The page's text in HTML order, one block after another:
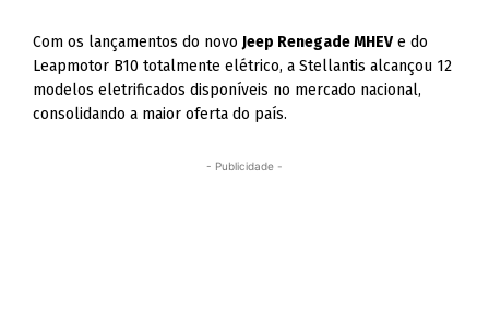
Com os lançamentos do novoJeep Renegade MHEV e do
Leapmotor B10 totalmente elétrico, a Stellantis alcançou 12
modelos eletrificados disponíveis no mercado nacional,
consolidando a maior oferta do país.
- Publicidade -